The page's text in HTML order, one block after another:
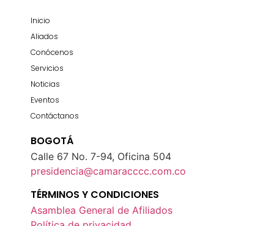
Inicio
Aliados
Conócenos
Servicios
Noticias
Eventos
Contáctanos
BOGOTÁ
Calle 67 No. 7-94, Oficina 504
presidencia@camaracccc.com.co
TÉRMINOS Y CONDICIONES
Asamblea General de Afiliados